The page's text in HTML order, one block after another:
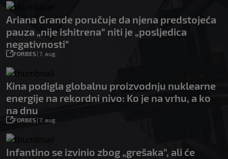
Ariana Grande poručuje da njena predstojeća
pauza „nije ishitrena“ niti je „posljedica
negativnosti“
FORBES| 7. aug.
Kina podigla globalnu proizvodnju nuklearne
energije na rekordni nivo: Ko je na vrhu, a ko
na dnu
FORBES| 7. aug.
Infantino se izvinio zbog „grešaka“, ali će